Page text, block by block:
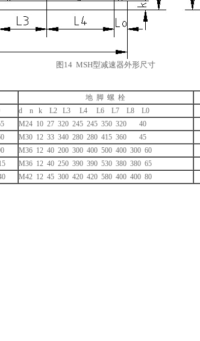
图14 MSH型减速器外形尺寸
地 脚 螺 栓
d n k L2 L3 L4 L6 L7 L8 L0
M24 10 27 320 245 245 350 320 40
M30 12 33 340 280 280 415 360 45
M36 12 40 200 300 400 500 400 300 60
M36 12 40 250 390 390 530 380 380 65
M42 12 45 300 420 420 580 400 400 80